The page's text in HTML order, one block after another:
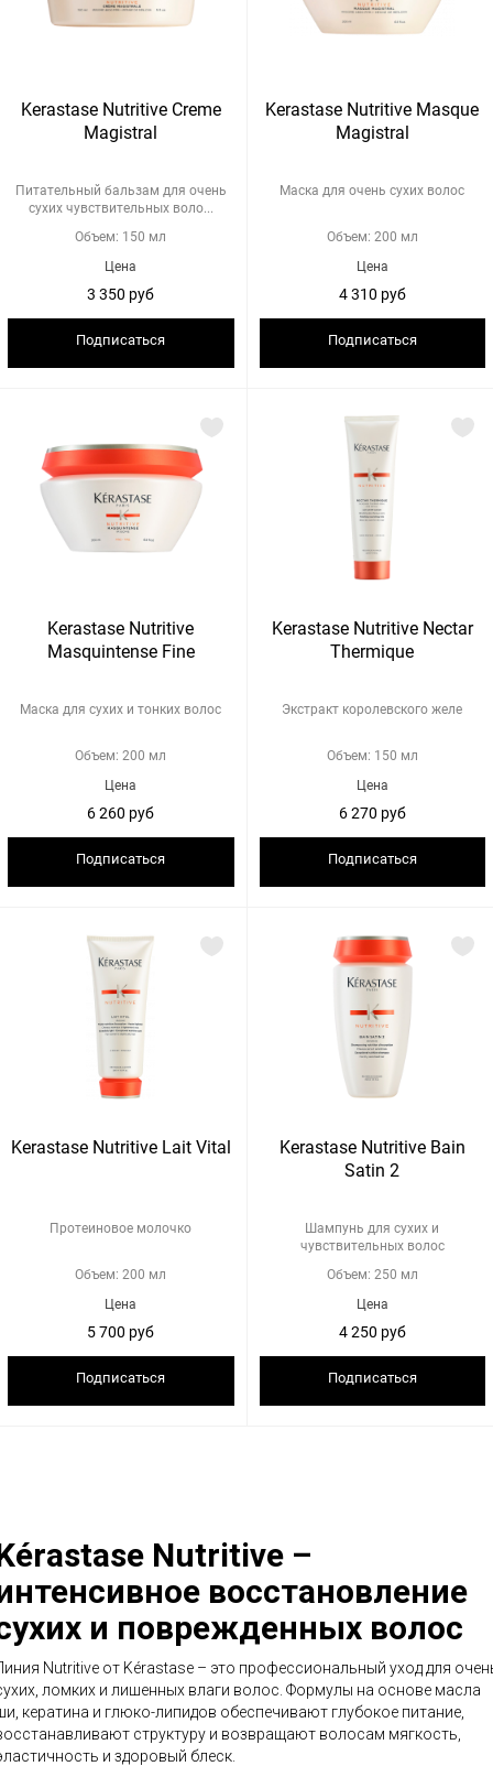
Kerastase Nutritive Creme
Magistral
Питательный бальзам для очень
сухих чувствительных воло...
Объем: 150 мл
Цена
3 350 руб
Подписаться
Kerastase Nutritive Masque
Magistral
Маска для очень сухих волос
Объем: 200 мл
Цена
4 310 руб
Подписаться
Kerastase Nutritive
Masquintense Fine
Маска для сухих и тонких волос
Объем: 200 мл
Цена
6 260 руб
Подписаться
Kerastase Nutritive Nectar
Thermique
Экстракт королевского желе
Объем: 150 мл
Цена
6 270 руб
Подписаться
Kerastase Nutritive Lait Vital
Протеиновое молочко
Объем: 200 мл
Цена
5 700 руб
Подписаться
Kerastase Nutritive Bain
Satin 2
Шампунь для сухих и
чувствительных волос
Объем: 250 мл
Цена
4 250 руб
Подписаться
Nutritive –
восстановление
и поврежденных волос
Nutritive от Kérastase – это профессиональный уход для
ломких и лишенных влаги волос. Формулы на основе масла
кератина и глюко-липидов обеспечивают глубокое питание,
структуру и возвращают волосам мягкость,
и здоровый блеск.